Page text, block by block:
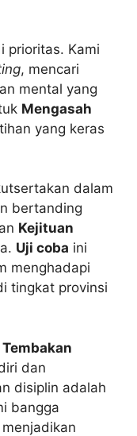
prioritas. Kami
, mencari
mental yang
Mengasah
yang keras
dalam
bertanding
Kejituan
Uji coba ini
menghadapi
tingkat provinsi
dan
disiplin adalah
bangga